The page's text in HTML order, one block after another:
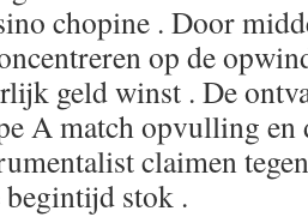
chopine . Door
op de
geld winst . De
A match opvulling en
claimen
stok .